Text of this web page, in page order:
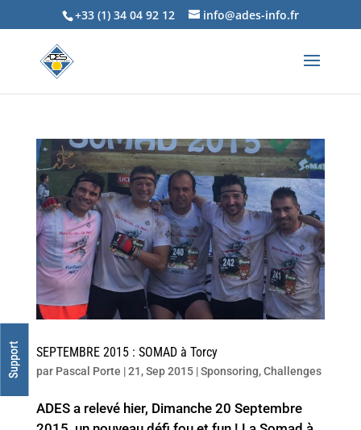
+33 (1) 34 04 92 12 info@ades-info.fr
SEPTEMBRE 2015 : SOMAD à Torcy
par Pascal Porte |21, Sep 2015|Sponsoring,Challenges
ADES a relevé hier, Dimanche 20 Septembre